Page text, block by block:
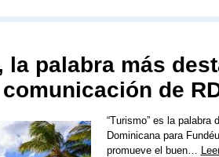
la palabra más
de
“Turismo” es la palabra
Dominicana para
promueve el buen…